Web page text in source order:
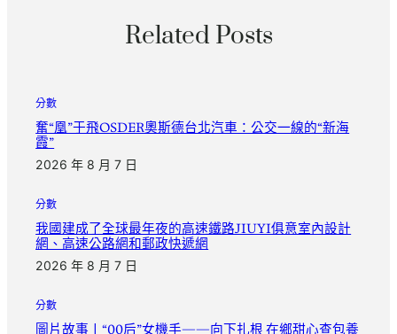
Related Posts
分數
奮“凰”于飛OSDER奧斯德台北汽車：公交一線的“新海
霞”
2026 年 8 月 7 日
分數
我國建成了全球最年夜的高速鐵路JIUYI俱意室內設計
網、高速公路網和郵政快遞網
2026 年 8 月 7 日
分數
圖片故事丨“00后”女機手——向下扎根 在鄉甜心查包養